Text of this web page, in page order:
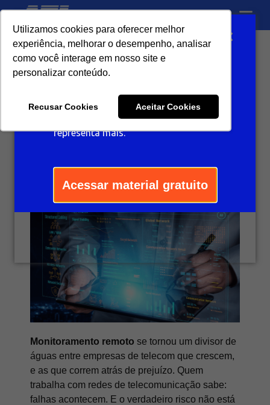
Ganhe um desconto
exclusivo para arrasar
com estilo!
Resgate seu cupom de desconto
para aposentar aquilo que já não te
representa mais.
Acessar material gratuito
Utilizamos cookies para oferecer melhor
experiência, melhorar o desempenho, analisar
como você interage em nosso site e
personalizar conteúdo.
Recusar Cookies Aceitar Cookies
Monitoramento
remoto: soluções
para telecom
Monitoramento remoto se tornou um divisor de
águas entre empresas de telecom que crescem,
e as que correm atrás de prejuízo. Quem
trabalha com redes de telecomunicação sabe:
falhas acontecem. E o verdadeiro risco não está